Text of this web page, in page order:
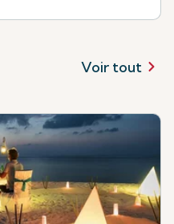
Voir tout